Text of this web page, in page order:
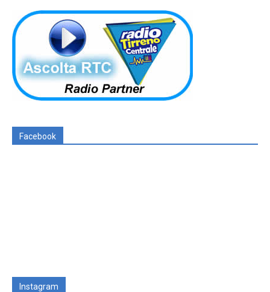
Facebook
Instagram